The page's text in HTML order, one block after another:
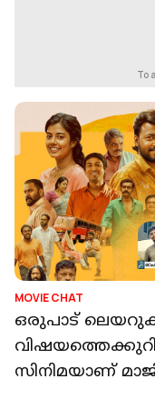
To
MOVIE CHAT
ഒരുപാട്
സിനിമയാണ്